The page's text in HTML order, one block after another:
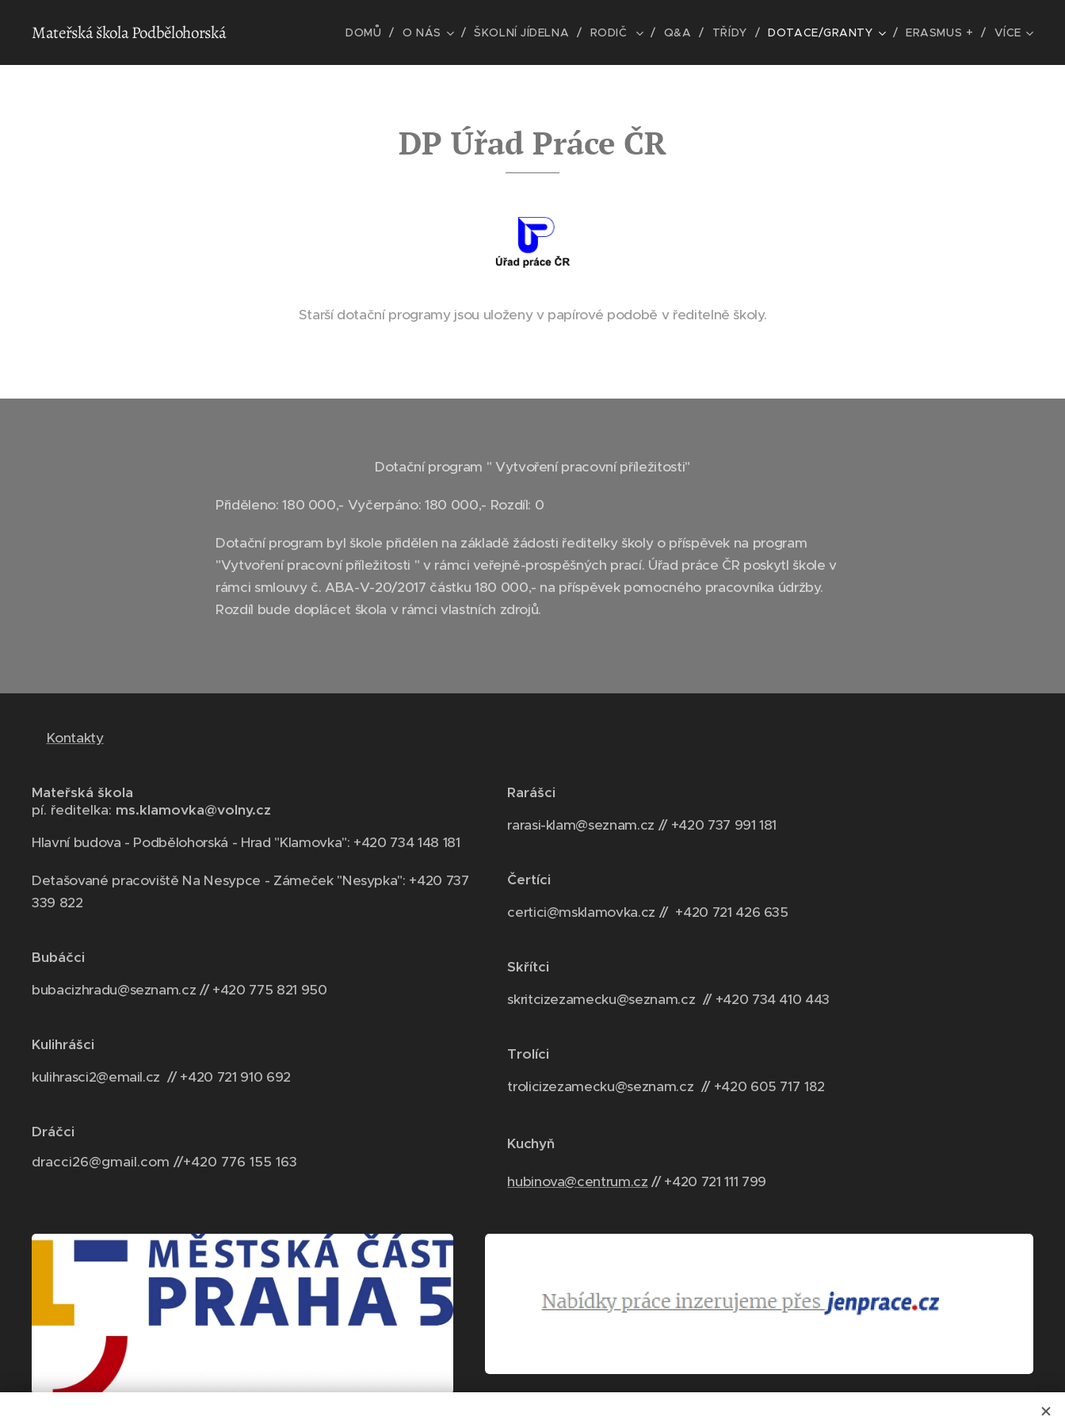
Mateřská škola Podbělohorská DOMŮ O NÁS ŠKOLNÍ JÍDELNA RODIČ Q&A TŘÍDY DOTACE/GRANTY ERASMUS + VÍCE
DP Úřad Práce ČR
Starší dotační programy jsou uloženy v papírové podobě v ředitelně školy.
Dotační program " Vytvoření pracovní příležitosti"
Přiděleno: 180 000,- Vyčerpáno: 180 000,- Rozdíl: 0
Dotační program byl škole přidělen na základě žádosti ředitelky školy o příspěvek na program
"Vytvoření pracovní příležitosti " v rámci veřejně-prospěšných prací. Úřad práce ČR poskytl škole v
rámci smlouvy č. ABA-V-20/2017 částku 180 000,- na příspěvek pomocného pracovníka údržby.
Rozdíl bude doplácet škola v rámci vlastních zdrojů.
Kontakty
Mateřská škola
pí. ředitelka: ms.klamovka@volny.cz
Hlavní budova - Podbělohorská - Hrad "Klamovka": +420 734 148 181
Detašované pracoviště Na Nesypce - Zámeček "Nesypka": +420 737
339 822
Bubáčci
bubacizhradu@seznam.cz // +420 775 821 950
Kulihrášci
kulihrasci2@email.cz // +420 721 910 692
Dráčci
dracci26@gmail.com //+420 776 155 163
Rarášci
rarasi-klam@seznam.cz // +420 737 991 181
Čertíci
certici@msklamovka.cz // +420 721 426 635
Skřítci
skritcizezamecku@seznam.cz // +420 734 410 443
Trolíci
trolicizezamecku@seznam.cz // +420 605 717 182
Kuchyň
hubinova@centrum.cz // +420 721 111 799